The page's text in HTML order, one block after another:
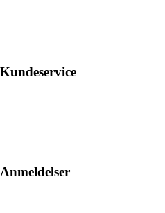
Kundeservice
Anmeldelser